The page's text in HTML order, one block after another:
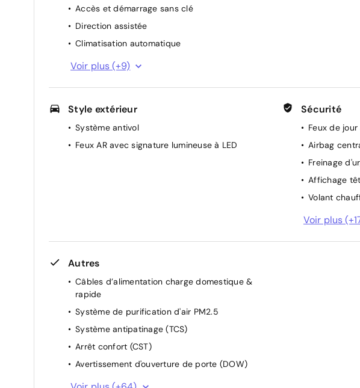
Accès et démarrage sans clé
Direction assistée
Climatisation automatique
Rails de toit aluminium
Liseuses AR à LED
Aérateurs aux places AR
Cache-bagages
Voir plus (+9)
Style extérieur
Système antivol
Feux AR avec signature lumineuse à LED
Sécurité
Feux de jour
Airbag
Freinage
Affichage
Volant
Airbags
pneus
Voir plus
Autres
Câbles d’alimentation charge domestique &
rapide
Système de purification d'air PM2.5
Système antipatinage (TCS)
Arrêt confort (CST)
Avertissement d'ouverture de porte (DOW)
Régulateur de vitesse adaptatif (ACC) et